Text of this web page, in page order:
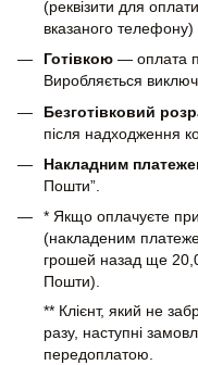
(реквізити для
вказаного телефону)
Готівкою — оплата
Виробляється
Безготівковий
після надходження
Накладним
Пошти”.
* Якщо оплачуєте
(накладеним
грошей назад ще
Пошти).
** Клієнт, який не
разу, наступні
передоплатою.